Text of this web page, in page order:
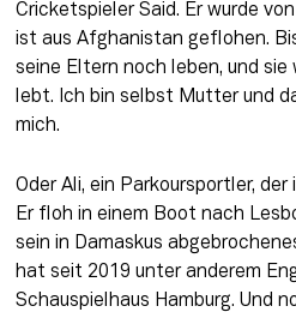
Cricketspieler Said. Er wurde
ist aus Afghanistan geflohen.
seine Eltern noch leben, und sie
lebt. Ich bin selbst Mutter und
mich.
Oder Ali, ein Parkoursportler,
Er floh in einem Boot nach
sein in Damaskus
hat seit 2019 unter anderem
Schauspielhaus Hamburg. Und